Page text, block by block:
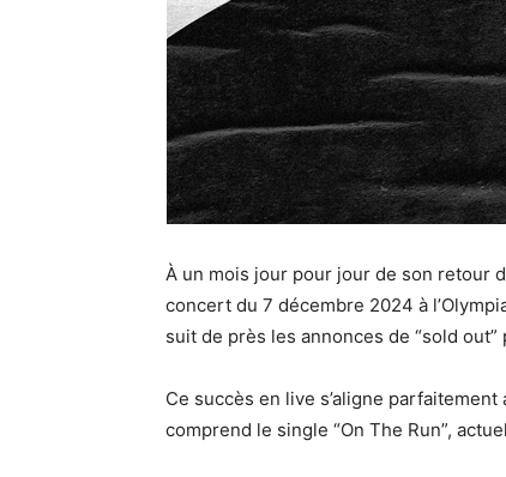
À un mois jour pour jour de son retour
concert du 7 décembre 2024 à
suit de près les annonces de “sold
Ce succès en live s’aligne
comprend le single “On The Run”,